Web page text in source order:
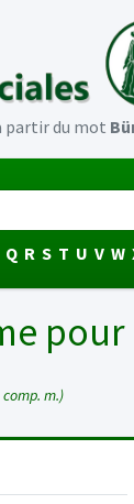
partir du mot
Q R S T U V W
pour
comp. m.)